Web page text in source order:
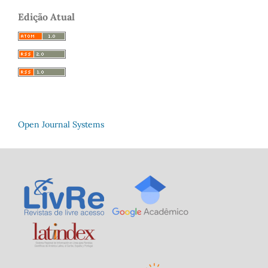
Edição Atual
Open Journal Systems